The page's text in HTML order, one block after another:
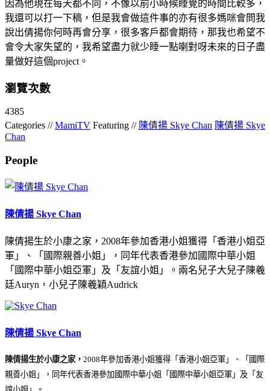
因為他現在每天都不同，不像以前小時候睡覺的時間比較多，
我還可以打一下稿，但是我會做這件事的亦有很多媽咪會問我
說出倩揚你何時再會分享，很多客戶都會期待，那我也希望不
會令大家失望的，我希望盡力就少睡一點喇對呀未來的日子盡
量做好這個project。
瀏覽次數
4385
Categories //MamiTV Featuring // 陳倩揚 Skye Chan 陳倩揚 Skye
Chan
People
陳倩揚 Skye Chan
陳倩揚生於小康之家，2008年參加香港小姐獲得「香港小姐亞
軍」、「國際親善小姐」，同年代表香港參加國際中華小姐
「國際中華小姐亞軍」及「友誼小姐」。兩名兒子大兒子陳羲
廷Auryn，小兒子陳羲穎Audrick
陳倩揚 Skye Chan
陳倩揚生於小康之家， 2008年參加香港小姐獲得「香港小姐亞軍」、「國際
親善小姐」，同年代表香港參加國際中華小姐「國際中華小姐亞軍」及「友